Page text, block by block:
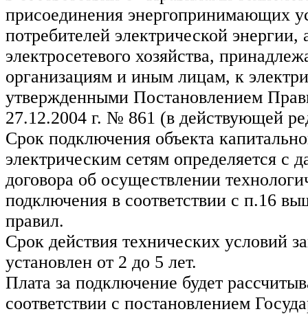
присоединения энергопринимающих
потребителей электрической энергии,
электросетевого хозяйства,
организациям и иным лицам, к
утвержденными Постановлением
27.12.2004 г. № 861 (в действующей
Срок подключения объекта
электрическим сетям определяется с
договора об осуществлении
подключения в соответствии с п.16
правил.
Срок действия технических условий
установлен от 2 до 5 лет.
Плата за подключение будет
соответствии с постановлением